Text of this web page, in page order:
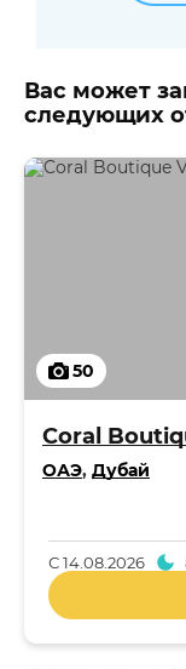
Вас может
следующих
50
Coral
ОАЭ, Дубай
С14.08.2026